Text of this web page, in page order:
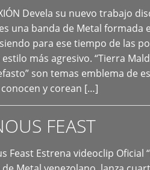
Devela su nuevo trabajo
una banda de Metal formada
para ese tiempo de las
más agresivo. “Tierra
son temas emblema de
y corean […]
FEAST
Feast Estrena videoclip Oficial